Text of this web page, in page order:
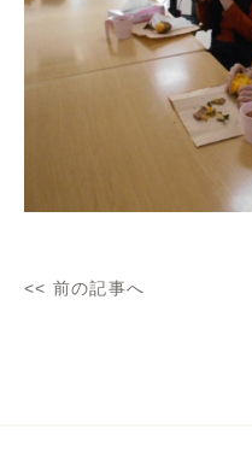
<< 前の記事へ